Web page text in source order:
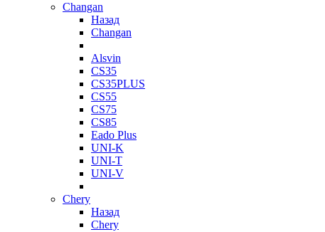
Changan
Назад
Changan
Alsvin
CS35
CS35PLUS
CS55
CS75
CS85
Eado Plus
UNI-K
UNI-T
UNI-V
Chery
Назад
Chery